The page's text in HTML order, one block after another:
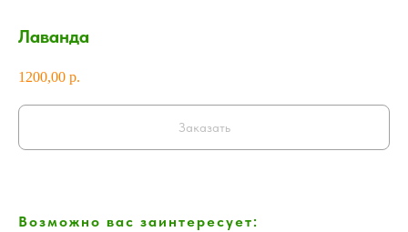
Лаванда
1200,00 р.
Заказать
Возможно вас заинтересует: